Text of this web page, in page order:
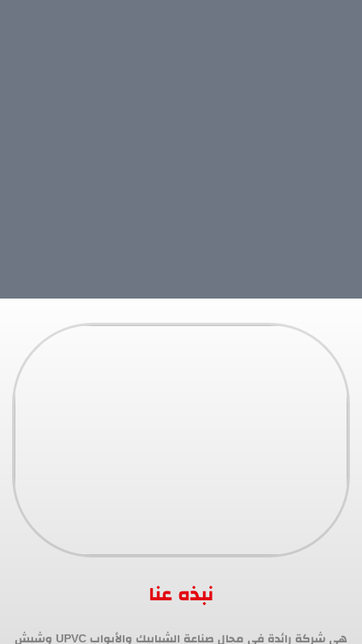
نبذه عنا
هي شركة رائدة في مجال صناعة الشبابيك والأبواب UPVC وشيش